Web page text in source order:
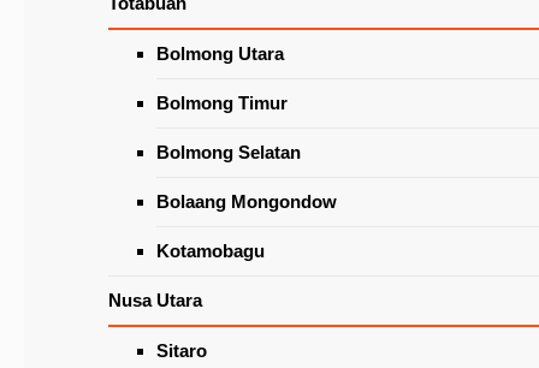
Bolmong Utara
Bolmong Timur
Bolmong Selatan
Bolaang Mongondow
Kotamobagu
Nusa Utara
Sitaro
di Pasar Beriman Tomohon
Latest News
El Paat Berpulang, Caroll Senduk: Terima